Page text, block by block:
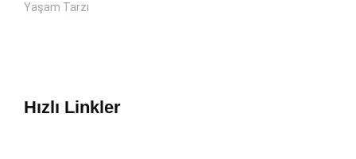
Yaşam Tarzı
Hızlı Linkler